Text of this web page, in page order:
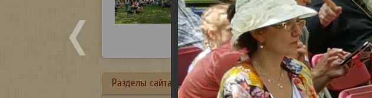
Разделы сайта в алфавитном порядке: